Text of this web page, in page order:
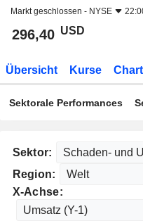
Markt geschlossen - NYSE
296,40 USD
Übersicht Kurse
Sektorale Performances
Sektor:
Region:
X-Achse: